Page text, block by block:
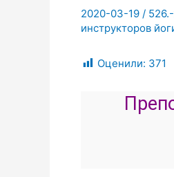
2020-03-19 /
инструкторов
Оценили: 371